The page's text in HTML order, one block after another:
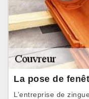
La pose de
L’entreprise de